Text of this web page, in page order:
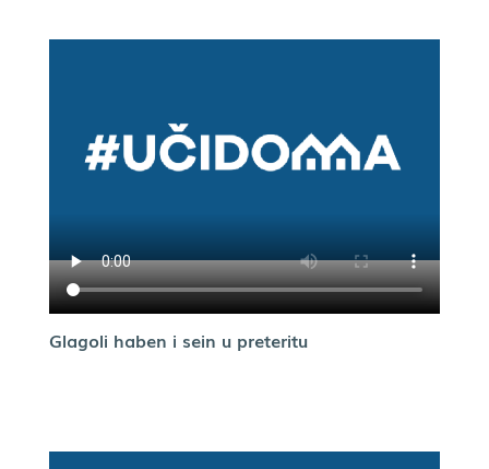
Glagoli haben i sein u preteritu